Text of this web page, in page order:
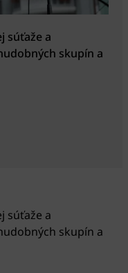
súťaže a
skupín a
súťaže a
skupín a